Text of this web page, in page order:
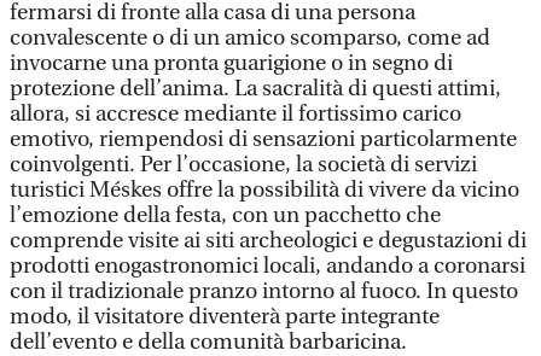
fermarsi di fronte alla casa di una persona
convalescente o di un amico scomparso, come ad
invocarne una pronta guarigione o in segno di
protezione dell’anima. La sacralità di questi attimi,
allora, si accresce mediante il fortissimo carico
emotivo, riempendosi di sensazioni particolarmente
coinvolgenti. Per l’occasione, la società di servizi
turistici Méskes offre la possibilità di vivere da vicino
l’emozione della festa, con un pacchetto che
comprende visite ai siti archeologici e degustazioni di
prodotti enogastronomici locali, andando a coronarsi
con il tradizionale pranzo intorno al fuoco. In questo
modo, il visitatore diventerà parte integrante
dell’evento e della comunità barbaricina.